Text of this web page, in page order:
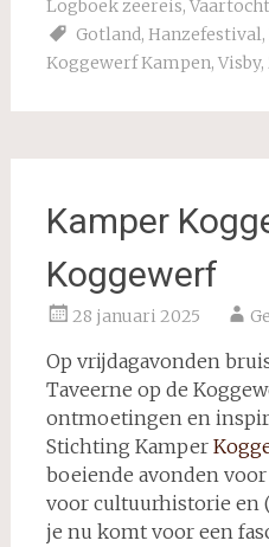
Logboek zeereis, Vaartocht
Gotland, Hanzefestival,
Koggewerf Kampen, Visby,
Kamper
Koggewerf
28 januari 2025
Op vrijdagavonden
Taveerne op de
ontmoetingen en
Stichting Kamper
boeiende avonden
voor cultuurhistorie en
je nu komt voor een